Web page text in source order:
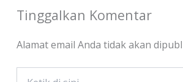
Tinggalkan Komentar
Alamat email Anda tidak akan